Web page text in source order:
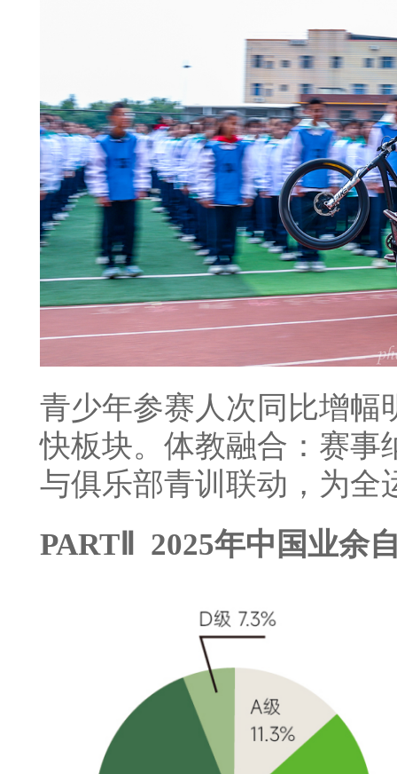
青少年参赛人次同比增幅
快板块。体教融合：赛事
与俱乐部青训联动，为全
PARTⅡ 2025年中国业余